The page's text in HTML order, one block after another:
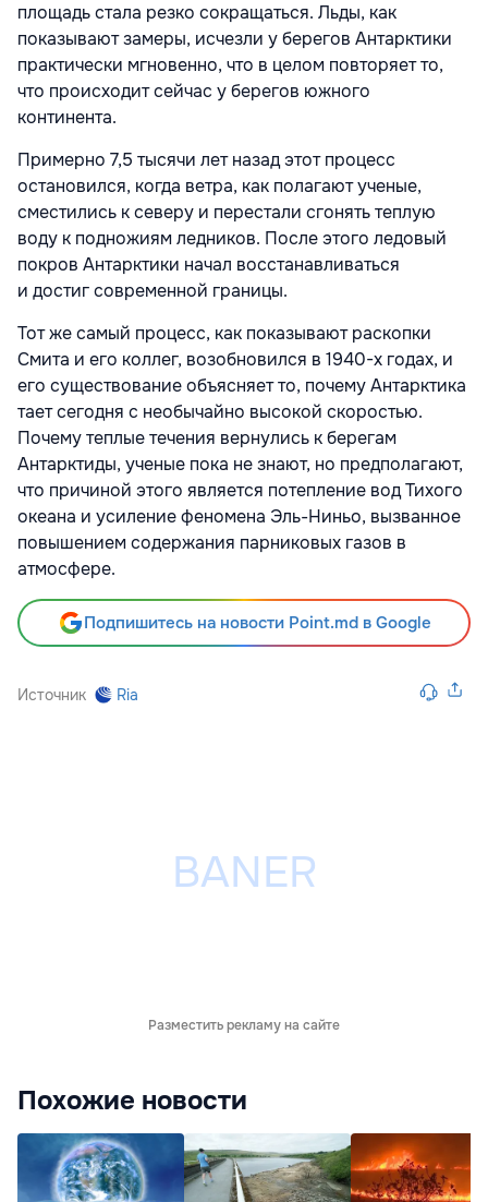
площадь стала резко сокращаться. Льды, как
показывают замеры, исчезли у берегов Антарктики
практически мгновенно, что в целом повторяет то,
что происходит сейчас у берегов южного
континента.
Примерно 7,5 тысячи лет назад этот процесс
остановился, когда ветра, как полагают ученые,
сместились к северу и перестали сгонять теплую
воду к подножиям ледников. После этого ледовый
покров Антарктики начал восстанавливаться
и достиг современной границы.
Тот же самый процесс, как показывают раскопки
Смита и его коллег, возобновился в 1940-х годах, и
его существование объясняет то, почему Антарктика
тает сегодня с необычайно высокой скоростью.
Почему теплые течения вернулись к берегам
Антарктиды, ученые пока не знают, но предполагают,
что причиной этого является потепление вод Тихого
океана и усиление феномена Эль-Ниньо, вызванное
повышением содержания парниковых газов в
атмосфере.
Подпишитесь на новости Point.md в Google
Источник Ria
Разместить рекламу на сайте
Похожие новости